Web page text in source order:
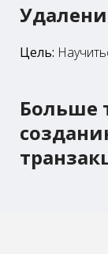
Цель:
Больше